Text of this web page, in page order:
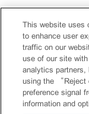
This website uses
to enhance user
traffic on our
use of our site
analytics
using the “Reject
preference signal
information and